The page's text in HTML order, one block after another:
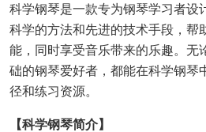
科学钢琴是一款专为钢琴学习者设
科学的方法和先进的技术手段，帮
能，同时享受音乐带来的乐趣。无
础的钢琴爱好者，都能在科学钢琴
径和练习资源。
【科学钢琴简介】